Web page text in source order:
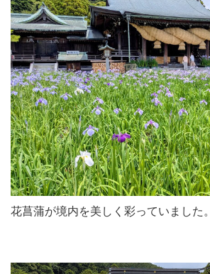
花菖蒲が境内を美しく彩っていました。